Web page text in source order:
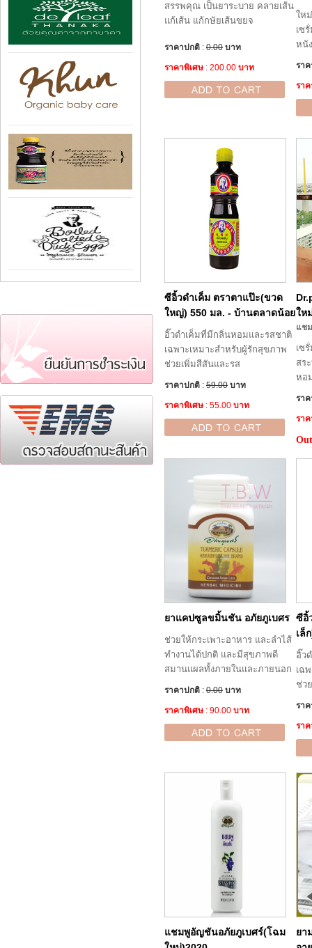
สรรพคุณ เป็นยาระบาย คลายเส้น
แก้เส้น แก้กษัยเส้น​ข​ยจ
ราคาปกติ : 0.00 บาท
ราคาพิเศษ : 200.00 บาท
ให
เซ
หนั
รา
รา
ซีอิ้วดำเค็ม ตราตาแป๊ะ(ขวด
ใหญ่) 550 มล. - บ้านตลาดน้อย
อิ๊วดำเค็มที่มีกลิ่นหอมและรสชาติ
เฉพาะเหมาะสำหรับผู้รักสุขภาพ
ช่วยเพิ่มสีสันและรส
ราคาปกติ : 59.00 บาท
ราคาพิเศษ : 55.00 บาท
ให
แช
เซ
สร
หอ
รา
รา
ยาแคปซูลขมิ้นชัน อภัยภูเบศร
ช่วยให้กระเพาะอาหาร และลำไส้
ทำงานได้ปกติ และมีสุขภาพดี
สมานแผลทั้งภายในและภายนอก
ราคาปกติ : 0.00 บาท
ราคาพิเศษ : 90.00 บาท
ซีอิ้
เล็
อิ๊ว
เฉ
ช่ว
รา
รา
แชมพูอัญชันอภัยภูเบศร์(โฉม
ยา